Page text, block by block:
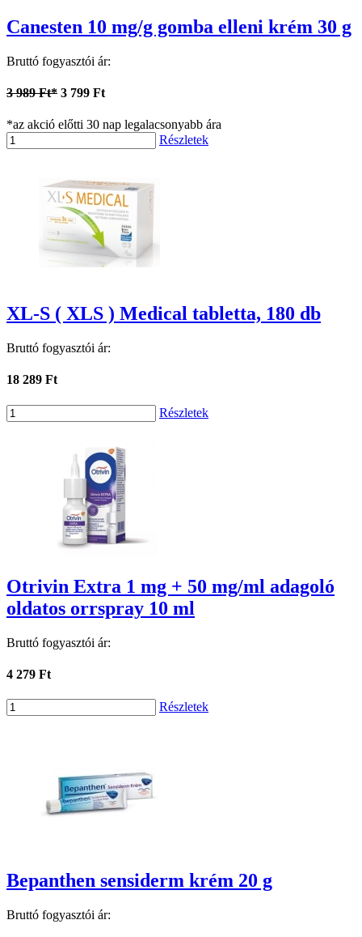
Canesten 10 mg/g gomba elleni krém 30 g
Bruttó fogyasztói ár:
3 989 Ft* 3 799 Ft
*az akció előtti 30 nap legalacsonyabb ára
Részletek
XL-S ( XLS ) Medical tabletta, 180 db
Bruttó fogyasztói ár:
18 289 Ft
Részletek
Otrivin Extra 1 mg + 50 mg/ml adagoló
oldatos orrspray 10 ml
Bruttó fogyasztói ár:
4 279 Ft
Részletek
Bepanthen sensiderm krém 20 g
Bruttó fogyasztói ár: